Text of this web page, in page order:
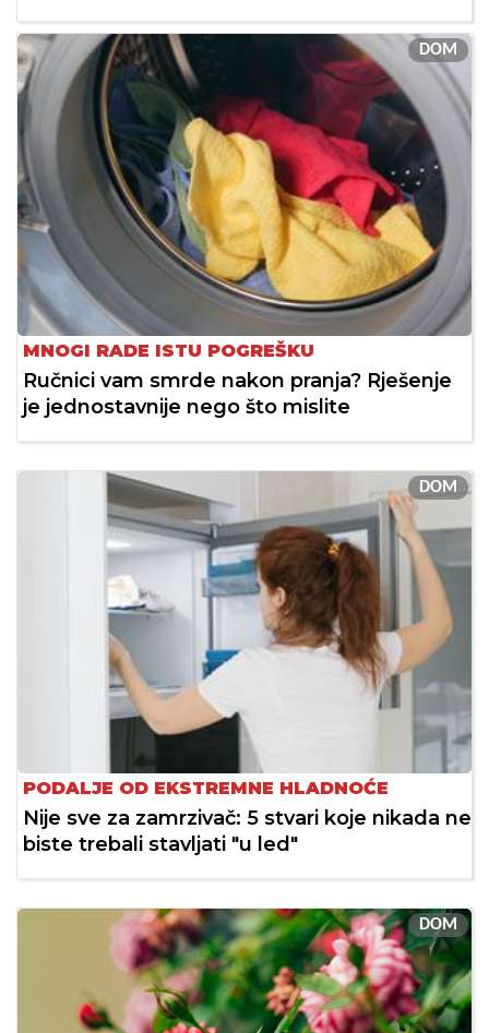
DOM
MNOGI RADE ISTU POGREŠKU
Ručnici vam smrde nakon pranja? Rješenje
je jednostavnije nego što mislite
DOM
PODALJE OD EKSTREMNE HLADNOĆE
Nije sve za zamrzivač: 5 stvari koje nikada ne
biste trebali stavljati "u led"
DOM